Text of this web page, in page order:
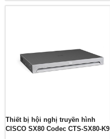
Thiết bị hội nghị truyền hình
CISCO SX80 Codec CTS-SX80-K9